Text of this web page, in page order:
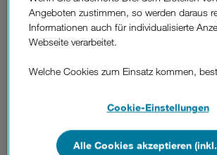
seine persönlichen Lieblingsfotos mit einem
sechs Gigabyte-Rahmen individualisieren
noch Gutes tun. Denn für jedes erstellte
Gigabyte-Rahmen anschließend vom
#GigaHilft-Aktion läuft die nächsten fünf
werden, unabhängig davon ob 3Kunde
auch so oft man möchte. Gemeinsam mit
Angeboten zustimmen, so werden daraus
Informationen auch für individualisierte
Webseite verarbeitet.
Welche Cookies zum Einsatz kommen,
Details und alle Optionen finden Sie unter
Wenn Sie allen Cookies zustimmen,
Cookie-Einstellungen
Alle Cookies akzeptieren (inkl.